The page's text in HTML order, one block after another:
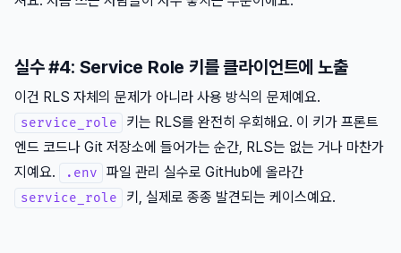
실수 #4: Service Role 키를 클라이언트에 노출
이건 RLS 자체의 문제가 아니라 사용 방식의 문제예요.
service_role
키는 RLS를 완전히 우회해요. 이 키가 프론트
엔드 코드나 Git 저장소에 들어가는 순간, RLS는 없는 거나 마찬가
지예요.
.env 파일 관리 실수로 GitHub에 올라간
service_role 키, 실제로 종종 발견되는 케이스예요.